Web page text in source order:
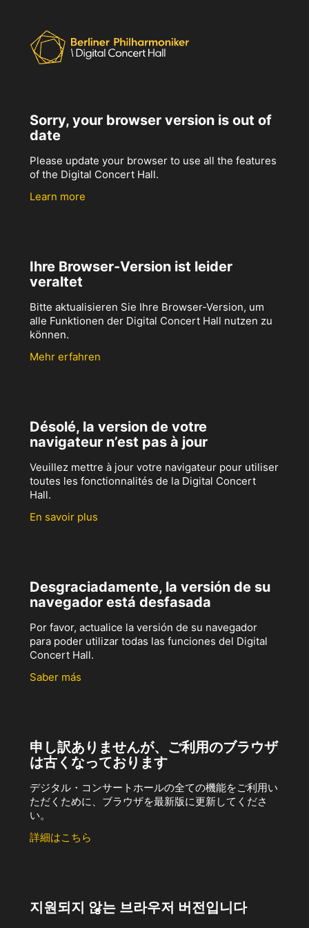
Sorry, your browser version is out of
date
Please update your browser to use all the features
of the Digital Concert Hall.
Learn more
Ihre Browser-Version ist leider
veraltet
Bitte aktualisieren Sie Ihre Browser-Version, um
alle Funktionen der Digital Concert Hall nutzen zu
können.
Mehr erfahren
Désolé, la version de votre
navigateur n’est pas à jour
Veuillez mettre à jour votre navigateur pour utiliser
toutes les fonctionnalités de la Digital Concert
Hall.
En savoir plus
Desgraciadamente, la versión de su
navegador está desfasada
Por favor, actualice la versión de su navegador
para poder utilizar todas las funciones del Digital
Concert Hall.
Saber más
申し訳ありませんが、ご利用のブラウザ
は古くなっております
デジタル・コンサートホールの全ての機能をご利用い
ただくために、ブラウザを最新版に更新してくださ
い。
詳細はこちら
지원되지 않는 브라우저 버전입니다